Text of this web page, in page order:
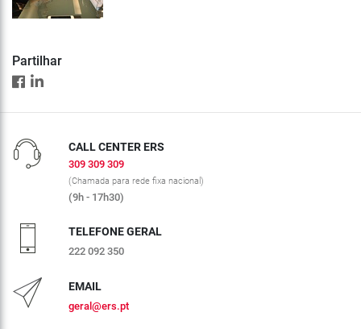
Partilhar
CALL CENTER ERS
309 309 309
(Chamada para rede fixa nacional)
(9h - 17h30)
TELEFONE GERAL
222 092 350
EMAIL
geral@ers.pt